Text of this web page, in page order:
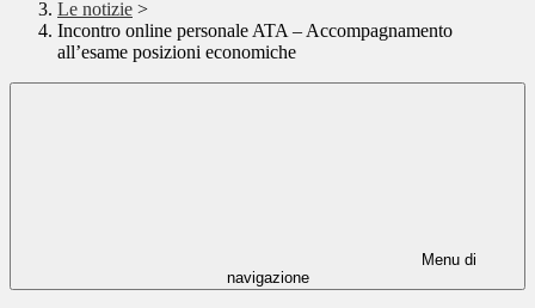
Le notizie >
Incontro online personale ATA – Accompagnamento
all’esame posizioni economiche
Menu di
navigazione